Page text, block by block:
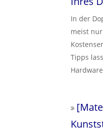
In der
meist
Tipps
zu
[